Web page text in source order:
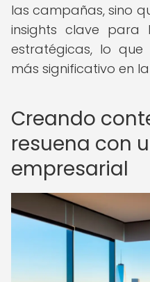
las campañas, sino
insights clave para
estratégicas, lo
más significativo en
Creando
resuena con
empresarial